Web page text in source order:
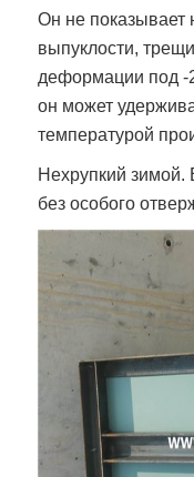
Он не показывает
выпуклости,
деформации под
он может
температурой
Нехрупкий
без особого